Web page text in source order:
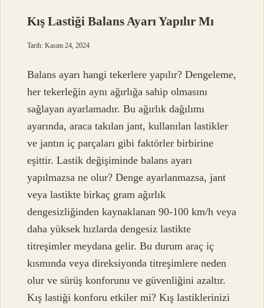
Kış Lastiği Balans Ayarı Yapılır Mı
Tarih: Kasım 24, 2024
Balans ayarı hangi tekerlere yapılır? Dengeleme,
her tekerleğin aynı ağırlığa sahip olmasını
sağlayan ayarlamadır. Bu ağırlık dağılımı
ayarında, araca takılan jant, kullanılan lastikler
ve jantın iç parçaları gibi faktörler birbirine
eşittir. Lastik değişiminde balans ayarı
yapılmazsa ne olur? Denge ayarlanmazsa, jant
veya lastikte birkaç gram ağırlık
dengesizliğinden kaynaklanan 90-100 km/h veya
daha yüksek hızlarda dengesiz lastikte
titreşimler meydana gelir. Bu durum araç iç
kısmında veya direksiyonda titreşimlere neden
olur ve sürüş konforunu ve güvenliğini azaltır.
Kış lastiği konforu etkiler mi? Kış lastiklerinizi